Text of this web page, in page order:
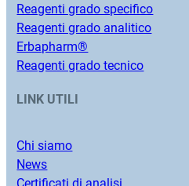
Reagenti grado specifico
Reagenti grado analitico
Erbapharm®
Reagenti grado tecnico
LINK UTILI
Chi siamo
News